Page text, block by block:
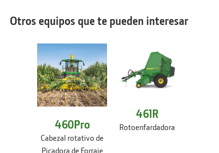
Otros equipos que te pueden interesar
460Pro
Cabezal rotativo de
Picadora de Forraje​
461R
Rotoenfardadora